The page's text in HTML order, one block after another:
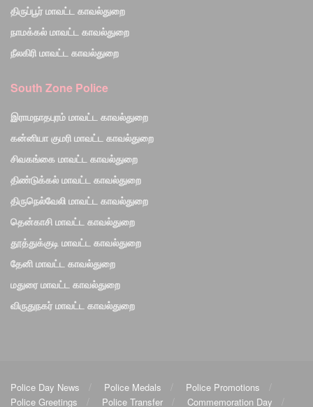
திருப்பூர் மாவட்ட காவல்துறை
நாமக்கல் மாவட்ட காவல்துறை
நீலகிரி மாவட்ட காவல்துறை
South Zone Police
இராமநாதபுரம் மாவட்ட காவல்துறை
கன்னியா குமரி மாவட்ட காவல்துறை
சிவகங்கை மாவட்ட காவல்துறை
திண்டுக்கல் மாவட்ட காவல்துறை
திருநெல்வேலி மாவட்ட காவல்துறை
தென்காசி மாவட்ட காவல்துறை
தூத்துக்குடி மாவட்ட காவல்துறை
தேனி மாவட்ட காவல்துறை
மதுரை மாவட்ட காவல்துறை
விருதுநகர் மாவட்ட காவல்துறை
Police Day News Police Medals
Police Promotions
Police Greetings
Police Transfer Commemoration Day